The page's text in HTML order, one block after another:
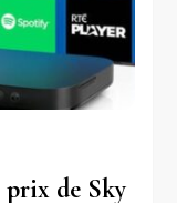
prix de Sky